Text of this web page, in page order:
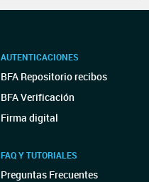
AUTENTICACIONES
BFA Repositorio recibos
BFA Verificación
Firma digital
FAQ Y TUTORIALES
Preguntas Frecuentes